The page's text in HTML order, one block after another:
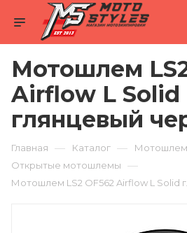
Мотошлем
Airflow L Solid
глянцевый
Главная — Каталог —
Открытые мотошлемы —
Мотошлем LS2 OF562 Airflow L Solid